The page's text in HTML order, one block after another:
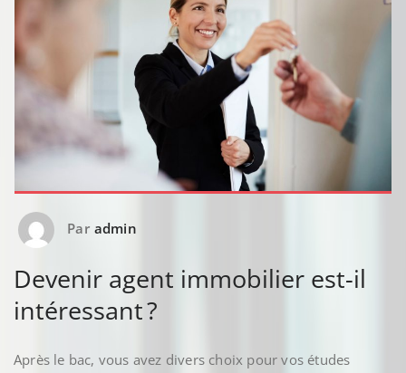
Par admin
Devenir agent immobilier est-il
intéressant ?
Après le bac, vous avez divers choix pour vos études